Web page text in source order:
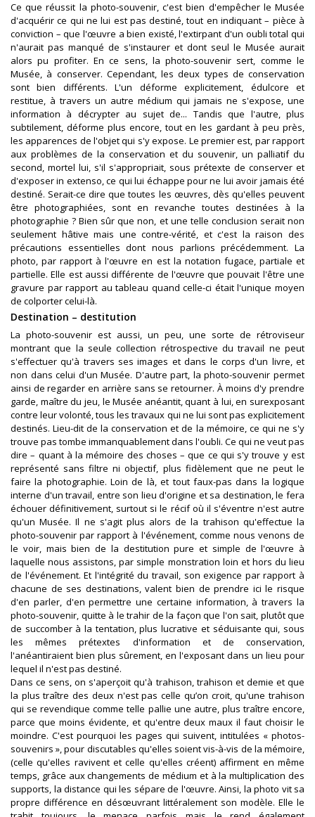
Ce que réussit la photo-souvenir, c'est bien d'empêcher le Musée
d'acquérir ce qui ne lui est pas destiné, tout en indiquant – pièce à
conviction – que l'œuvre a bien existé, l'extirpant d'un oubli total qui
n'aurait pas manqué de s'instaurer et dont seul le Musée aurait
alors pu profiter. En ce sens, la photo-souvenir sert, comme le
Musée, à conserver. Cependant, les deux types de conservation
sont bien différents. L'un déforme explicitement, édulcore et
restitue, à travers un autre médium qui jamais ne s'expose, une
information à décrypter au sujet de... Tandis que l'autre, plus
subtilement, déforme plus encore, tout en les gardant à peu près,
les apparences de l'objet qui s'y expose. Le premier est, par rapport
aux problèmes de la conservation et du souvenir, un palliatif du
second, mortel lui, s'il s'appropriait, sous prétexte de conserver et
d'exposer in extenso, ce qui lui échappe pour ne lui avoir jamais été
destiné. Serait-ce dire que toutes les œuvres, dès qu'elles peuvent
être photographiées, sont en revanche toutes destinées à la
photographie ? Bien sûr que non, et une telle conclusion serait non
seulement hâtive mais une contre-vérité, et c'est la raison des
précautions essentielles dont nous parlions précédemment. La
photo, par rapport à l'œuvre en est la notation fugace, partiale et
partielle. Elle est aussi différente de l'œuvre que pouvait l'être une
gravure par rapport au tableau quand celle-ci était l'unique moyen
de colporter celui-là.
Destination – destitution
La photo-souvenir est aussi, un peu, une sorte de rétroviseur
montrant que la seule collection rétrospective du travail ne peut
s'effectuer qu'à travers ses images et dans le corps d'un livre, et
non dans celui d'un Musée. D'autre part, la photo-souvenir permet
ainsi de regarder en arrière sans se retourner. À moins d'y prendre
garde, maître du jeu, le Musée anéantit, quant à lui, en surexposant
contre leur volonté, tous les travaux qui ne lui sont pas explicitement
destinés. Lieu-dit de la conservation et de la mémoire, ce qui ne s'y
trouve pas tombe immanquablement dans l'oubli. Ce qui ne veut pas
dire – quant à la mémoire des choses – que ce qui s'y trouve y est
représenté sans filtre ni objectif, plus fidèlement que ne peut le
faire la photographie. Loin de là, et tout faux-pas dans la logique
interne d'un travail, entre son lieu d'origine et sa destination, le fera
échouer définitivement, surtout si le récif où il s'éventre n'est autre
qu'un Musée. Il ne s'agit plus alors de la trahison qu'effectue la
photo-souvenir par rapport à l'événement, comme nous venons de
le voir, mais bien de la destitution pure et simple de l'œuvre à
laquelle nous assistons, par simple monstration loin et hors du lieu
de l'événement. Et l'intégrité du travail, son exigence par rapport à
chacune de ses destinations, valent bien de prendre ici le risque
d'en parler, d'en permettre une certaine information, à travers la
photo-souvenir, quitte à le trahir de la façon que l'on sait, plutôt que
de succomber à la tentation, plus lucrative et séduisante qui, sous
les mêmes prétextes d'information et de conservation,
l'anéantiraient bien plus sûrement, en l'exposant dans un lieu pour
lequel il n'est pas destiné.
Dans ce sens, on s'aperçoit qu'à trahison, trahison et demie et que
la plus traître des deux n'est pas celle qu’on croit, qu'une trahison
qui se revendique comme telle pallie une autre, plus traître encore,
parce que moins évidente, et qu'entre deux maux il faut choisir le
moindre. C'est pourquoi les pages qui suivent, intitulées « photos-
souvenirs », pour discutables qu'elles soient vis-à-vis de la mémoire,
(celle qu'elles ravivent et celle qu'elles créent) affirment en même
temps, grâce aux changements de médium et à la multiplication des
supports, la distance qui les sépare de l'œuvre. Ainsi, la photo vit sa
propre différence en désœuvrant littéralement son modèle. Elle le